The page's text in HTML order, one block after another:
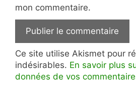
mon commentaire.
Ce site utilise Akismet pour
indésirables. En savoir plus
données de vos